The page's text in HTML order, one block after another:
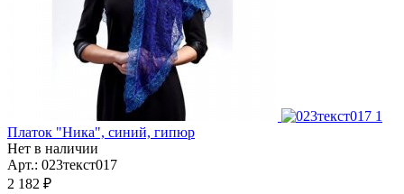
Платок "Ника", синий, гипюр
Нет в наличии
Арт.: 023текст017
2 182 ₽